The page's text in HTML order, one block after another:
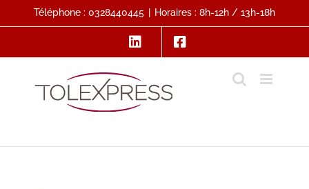
contenu
Téléphone : 0328440445 Horaires : 8h-12h / 13h-18h